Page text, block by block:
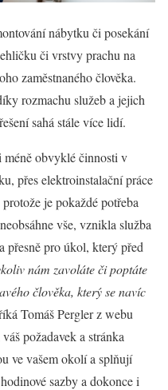
nábytku či posekání
či vrstvy prachu na
zaměstnaného člověka.
rozmachu služeb a jejich
sahá stále více lidí.
méně obvyklé činnosti v
přes elektroinstalační práce
je pokaždé potřeba
vše, vznikla služba
přesně pro úkol, který před
nám zavoláte či poptáte
člověka, který se navíc
Tomáš Pergler z webu
požadavek a stránka
ve vašem okolí a splňují
sazby a dokonce i